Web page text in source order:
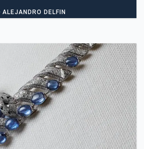
ALEJANDRO DELFIN